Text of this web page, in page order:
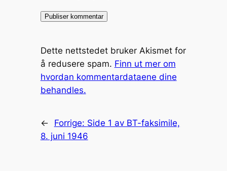
Dette nettstedet bruker Akismet for
å redusere spam. Finn ut mer om
hvordan kommentardataene dine
behandles.
← Forrige: Side 1 av BT-faksimile,
8. juni 1946